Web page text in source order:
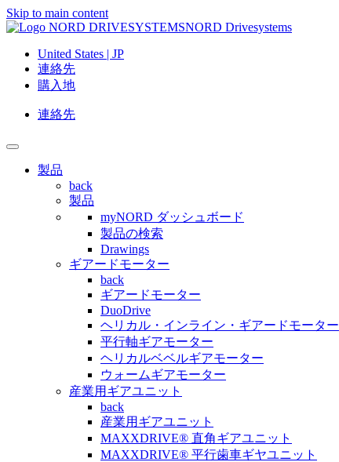
Skip to main content
NORD Drivesystems
United States | JP
連絡先
購入地
連絡先
製品
back
製品
myNORD ダッシュボード
製品の検索
Drawings
ギアードモーター
back
ギアードモーター
DuoDrive
ヘリカル・インライン・ギアードモーター
平行軸ギアモーター
ヘリカルベベルギアモーター
ウォームギアモーター
産業用ギアユニット
back
産業用ギアユニット
MAXXDRIVE® 直角ギアユニット
MAXXDRIVE® 平行歯車ギヤユニット